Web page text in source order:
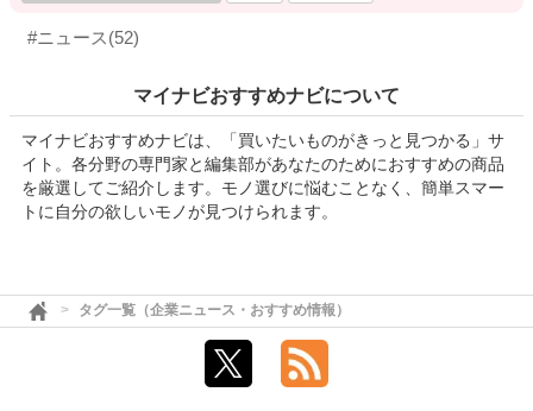
#ニュース(52)
マイナビおすすめナビについて
マイナビおすすめナビは、「買いたいものがきっと見つかる」サ
イト。各分野の専門家と編集部があなたのためにおすすめの商品
を厳選してご紹介します。モノ選びに悩むことなく、簡単スマー
トに自分の欲しいモノが見つけられます。
タグ一覧（企業ニュース・おすすめ情報）